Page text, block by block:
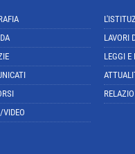
VIDEO
LAVORI
LEGGI E